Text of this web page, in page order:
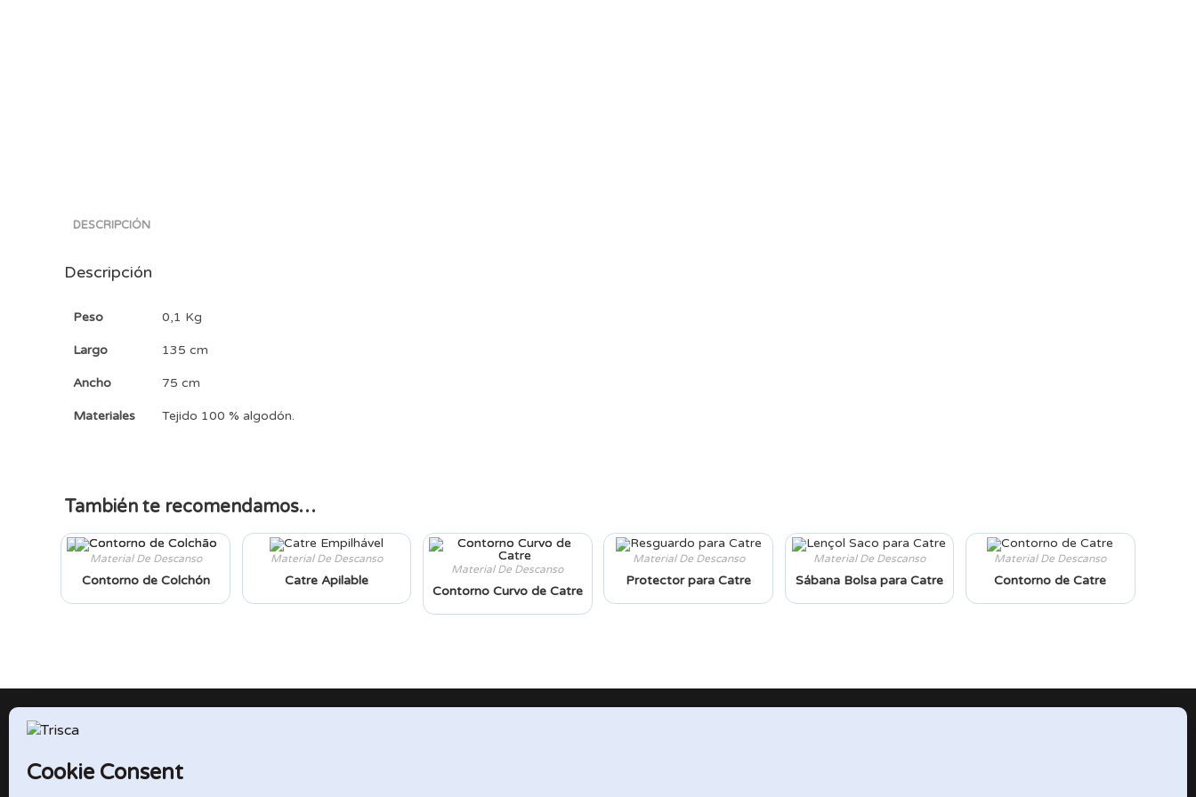
DESCRIPCIÓN
Descripción
Peso 0,1 Kg
Largo 135 cm
Ancho 75 cm
Materiales Tejido 100 % algodón.
También te recomendamos…
Material De Descanso
Contorno de Colchón
Material De Descanso
Catre Apilable
Material De Descanso
Contorno Curvo de Catre
Material De Descanso
Protector para Catre
Material De Descanso
Sábana Bolsa para Catre
Material De Descanso
Contorno de Catre
Parque Empresarial do Entroncamento